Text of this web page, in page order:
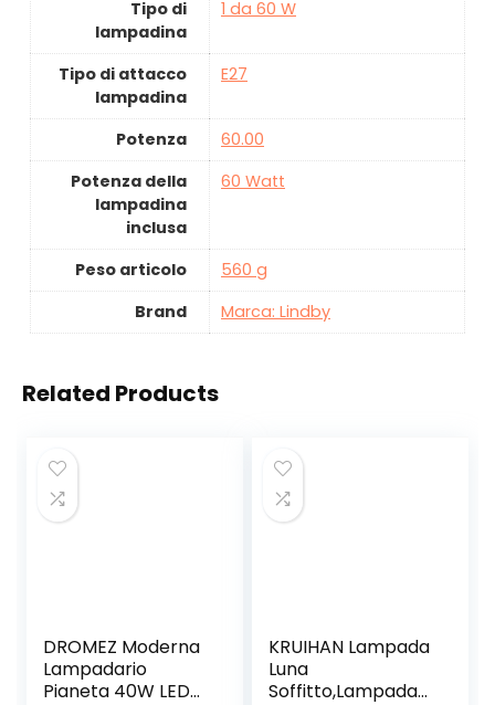
Tipo di
lampadina
‎1 da 60 W
Tipo di attacco
lampadina
‎E27
Potenza
‎60.00
Potenza della
lampadina
inclusa
‎60 Watt
Peso articolo
‎560 g
Brand
Marca: Lindby
Related Products
DROMEZ Moderna
Lampadario
Pianeta 40W LED
KRUIHAN Lampada
Luna
Soffitto,Lampada